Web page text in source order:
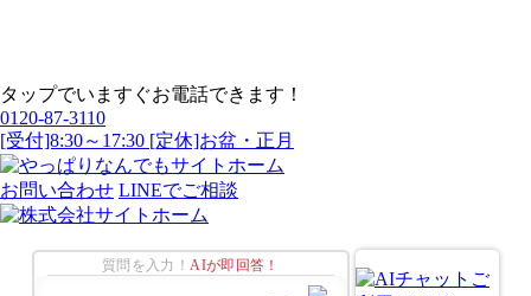
タップでいますぐお電話できます！
0120-87-3110
[受付]8:30～17:30 [定休]お盆・正月
お問い合わせ LINEでご相談
質問を入力！ AIが即回答！